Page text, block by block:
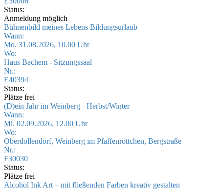
Status:
Anmeldung möglich
Bühnenbild meines Lebens Bildungsurlaub
Wann:
Mo. 31.08.2026, 10.00 Uhr
Wo:
Haus Bachem - Sitzungssaal
Nr.:
E40394
Status:
Plätze frei
(D)ein Jahr im Weinberg - Herbst/Winter
Wann:
Mi. 02.09.2026, 12.00 Uhr
Wo:
Oberdollendorf, Weinberg im Pfaffenröttchen, Bergstraße
Nr.:
F30030
Status:
Plätze frei
Alcohol Ink Art – mit fließenden Farben kreativ gestalten